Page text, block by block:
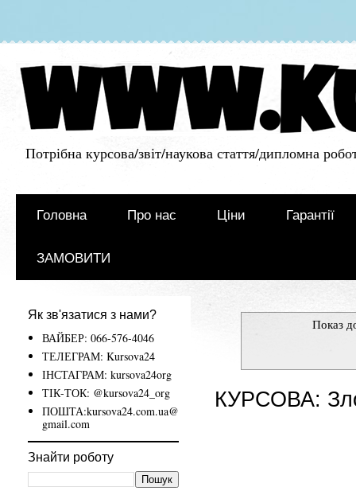
Потрібна курсова/звіт/наукова стаття/дипломна
Головна Про нас Ціни Гарантії
ЗАМОВИТИ
Показ
КУРСОВА:
Як зв'язатися з нами?
ВАЙБЕР: 066-576-4046
ТЕЛЕГРАМ: Kursova24
ІНСТАГРАМ: kursova24org
ТІК-ТОК: @kursova24_org
ПОШТА:kursova24.com.ua@
gmail.com
Знайти роботу